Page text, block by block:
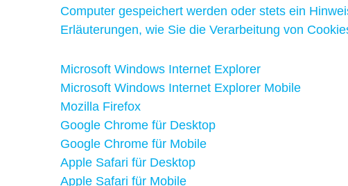
Computer gespeichert werden oder stets ein
Erläuterungen, wie Sie die Verarbeitung von
Microsoft Windows Internet Explorer
Microsoft Windows Internet Explorer Mobile
Mozilla Firefox
Google Chrome für Desktop
Google Chrome für Mobile
Apple Safari für Desktop
Apple Safari für Mobile